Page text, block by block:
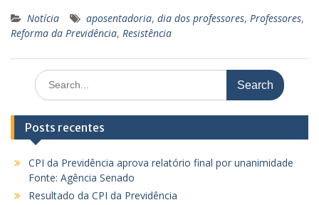
Notícia aposentadoria, dia dos professores, Professores,
Reforma da Previdência, Resistência
Search
for:
Posts recentes
CPI da Previdência aprova relatório final por unanimidade
Fonte: Agência Senado
Resultado da CPI da Previdência